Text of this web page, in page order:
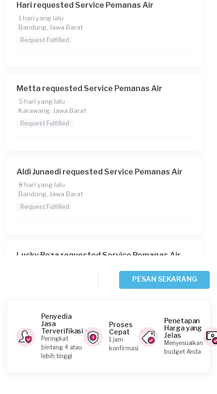
Catatan
Water heater tidak berfungsi pagi ini
Hari requested Service Pemanas Air
1 hari yang lalu
Bandung, Jawa Barat
Request Fulfilled
Metta requested Service Pemanas Air
5 hari yang lalu
Karawang, Jawa Barat
Request Fulfilled
Aldi Junaedi requested Service Pemanas Air
8 hari yang lalu
Bandung, Jawa Barat
Request Fulfilled
Lucky Reza requested Service Pemanas Air
Arins requested Service Pemanas Air
11 hari yang lalu
Bogor Kabupaten, Jawa Barat
PESAN SEKARANG
Penyedia
Jasa
Terverifikasi
Peringkat
bintang 4 atau
lebih tinggi
Proses
Cepat
1 jam
konfirmasi
Penetapan
Harga yang
Jelas
Menyesuaikan
budget Anda